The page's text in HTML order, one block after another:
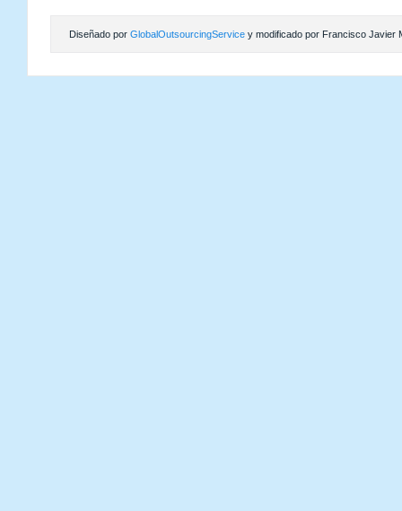
Diseñado por GlobalOutsourcingService y modificado por Francisco Javier